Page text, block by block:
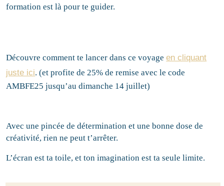
formation est là pour te guider.
Découvre comment te lancer dans ce voyageen cliquant
juste ici. (et profite de 25% de remise avec le code
AMBFE25 jusqu’au dimanche 14 juillet)
Avec une pincée de détermination et une bonne dose de
créativité, rien ne peut t’arrêter.
L’écran est ta toile, et ton imagination est ta seule limite.